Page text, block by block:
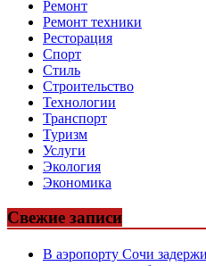
Ремонт
Ремонт техники
Ресторация
Спорт
Стиль
Строительство
Технологии
Транспорт
Туризм
Услуги
Экология
Экономика
Свежие записи
В аэропорту Сочи